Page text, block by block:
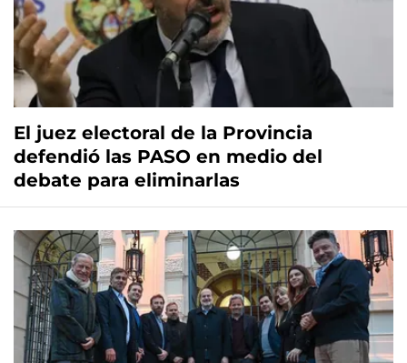
El juez electoral de la Provincia
defendió las PASO en medio del
debate para eliminarlas